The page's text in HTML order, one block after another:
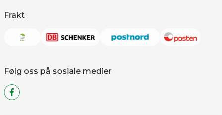
Frakt
Følg oss på sosiale medier